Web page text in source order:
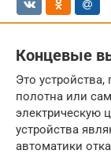
Концевые
Это
полотна или
электрическую
устройства
автоматики